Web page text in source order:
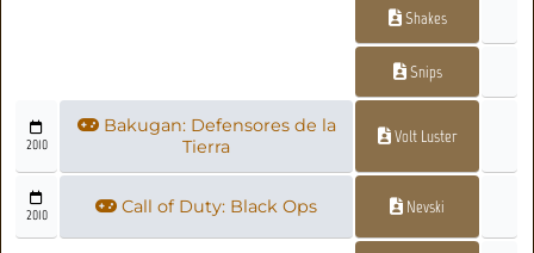
Shakes
Snips
2010
Bakugan: Defensores de la
Tierra
Volt Luster
2010 Call of Duty: Black Ops Nevski